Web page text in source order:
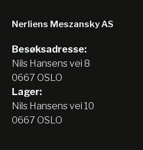
Nerliens Meszansky AS
Besøksadresse:
Nils Hansens vei 8
0667 OSLO
Lager:
Nils Hansens vei 10
0667 OSLO